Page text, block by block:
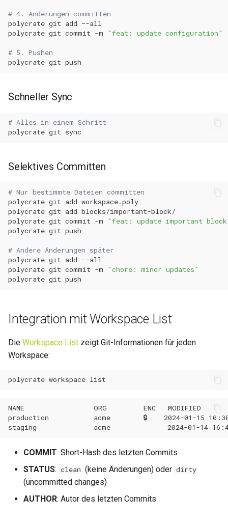
# 4. Änderungen committen
polycrate git add
polycrate git commit -m "feat: update configuration"
# 5. Pushen
polycrate git
Schneller Sync
# Alles in einem Schritt
polycrate git
Selektives Committen
# Nur bestimmte Dateien committen
polycrate git add
polycrate git add
polycrate git commit -m
"feat: update important
polycrate git
# Andere Änderungen später
polycrate git add
polycrate git commit -m
"chore: minor updates"
polycrate git
Integration mit Workspace List
Die Workspace List zeigt Git-Informationen für jeden
Workspace:
polycrate workspace
COMMIT: Short-Hash des letzten Commits
STATUS: clean (keine Änderungen) oder dirty
(uncommitted changes)
AUTHOR: Autor des letzten Commits